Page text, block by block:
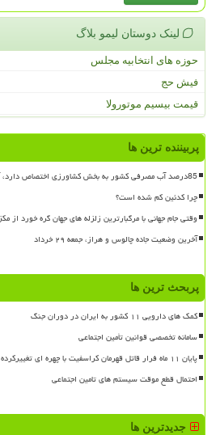
لینک دوستان لیمو بلاگ
حوزه های انتخابیه مجلس
فیش حج
قیمت بیسیم موتورولا
پربیننده ترین ها
85درصد آب مصرفی کشور به بخش کشاورزی اختصاص دارد، آن هم با قیمت خیلی پایین
چرا کدئین کم شده است؟
وقتی جام جهانی با مرگبارترین زلزله های جهان گره خورد از
آخرین وضعیت جاده چالوس و هراز، جمعه ۲۹ خرداد
پربحث ترین ها
کمک های دارویی ۱۱ کشور به ایران در دوران جنگ
سامانه تخصصی قوانین تأمین اجتماعی
پایان ۱۱ ماه فرار قاتل قهرمان کراسفیت با چهره ای تغییرکرده دستگیر شد
احتمال قطع موقت سیستم های تامین اجتماعی
جدیدترین ها